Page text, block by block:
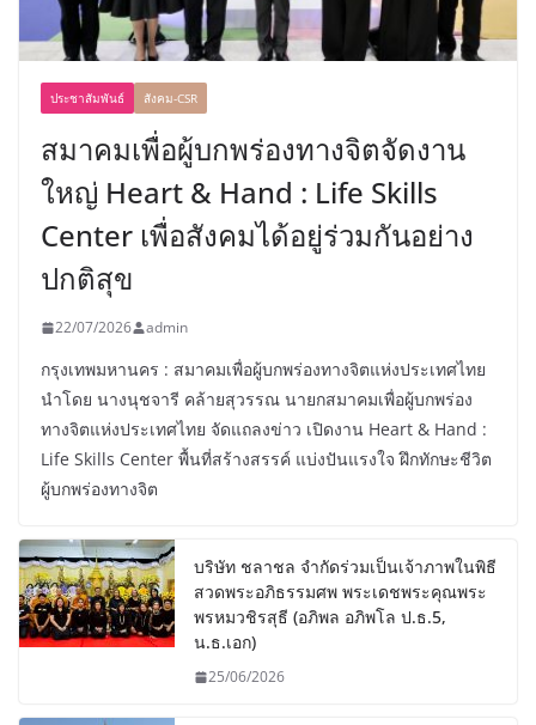
ประชาสัมพันธ์ สังคม-CSR
สมาคมเพื่อผู้บกพร่องทางจิตจัดงาน
ใหญ่ Heart & Hand : Life Skills
Center เพื่อสังคมได้อยู่ร่วมกันอย่าง
ปกติสุข
22/07/2026 admin
กรุงเทพมหานคร : สมาคมเพื่อผู้บกพร่องทางจิตแห่งประเทศไทย
นำโดย นางนุชจารี คล้ายสุวรรณ นายกสมาคมเพื่อผู้บกพร่อง
ทางจิตแห่งประเทศไทย จัดแถลงข่าว เปิดงาน Heart & Hand :
Life Skills Center พื้นที่สร้างสรรค์ แบ่งปันแรงใจ ฝึกทักษะชีวิต
ผู้บกพร่องทางจิต
บริษัท ชลาชล จำกัดร่วมเป็นเจ้าภาพในพิธี
สวดพระอภิธรรมศพ พระเดชพระคุณพระ
พรหมวชิรสุธี (อภิพล อภิพโล ป.ธ.5,
น.ธ.เอก)
25/06/2026